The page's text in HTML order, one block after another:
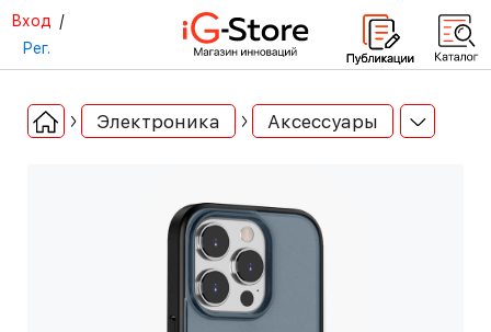
Вход /
Рег.
Электроника Аксессуары